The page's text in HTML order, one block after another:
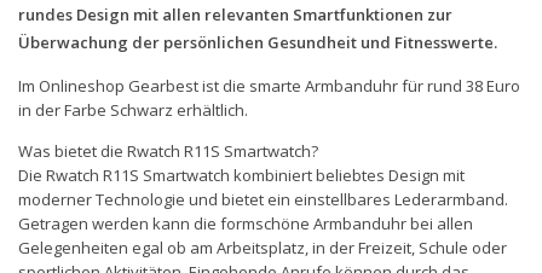
rundes Design mit allen relevanten Smartfunktionen zur
Überwachung der persönlichen Gesundheit und Fitnesswerte.
Im Onlineshop Gearbest ist die smarte Armbanduhr für rund 38 Euro
in der Farbe Schwarz erhältlich.
Was bietet die Rwatch R11S Smartwatch?
Die Rwatch R11S Smartwatch kombiniert beliebtes Design mit
moderner Technologie und bietet ein einstellbares Lederarmband.
Getragen werden kann die formschöne Armbanduhr bei allen
Gelegenheiten egal ob am Arbeitsplatz, in der Freizeit, Schule oder